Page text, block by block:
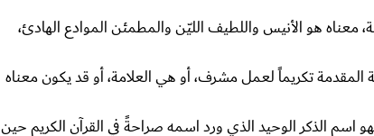
معناه هو الأنيس واللطيف الليّن والمطمئن الموادع الهادئ،
المقدمة تكريماً لعمل مشرف، أو هي العلامة، أو قد يكون معناه
اسم الذكر الوحيد الذي ورد اسمه صراحةً في القرآن الكريم حين